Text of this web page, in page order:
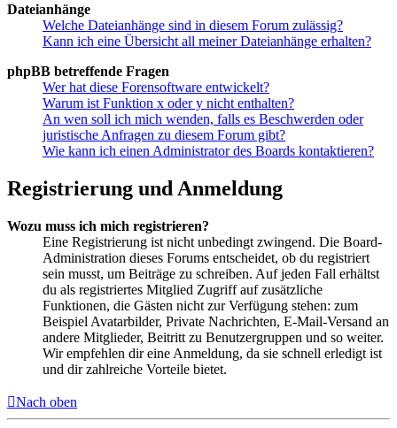
Dateianhänge
Welche Dateianhänge sind in diesem Forum zulässig?
Kann ich eine Übersicht all meiner Dateianhänge erhalten?
phpBB betreffende Fragen
Wer hat diese Forensoftware entwickelt?
Warum ist Funktion x oder y nicht enthalten?
An wen soll ich mich wenden, falls es Beschwerden oder
juristische Anfragen zu diesem Forum gibt?
Wie kann ich einen Administrator des Boards kontaktieren?
Registrierung und Anmeldung
Wozu muss ich mich registrieren?
Eine Registrierung ist nicht unbedingt zwingend. Die Board-
Administration dieses Forums entscheidet, ob du registriert
sein musst, um Beiträge zu schreiben. Auf jeden Fall erhältst
du als registriertes Mitglied Zugriff auf zusätzliche
Funktionen, die Gästen nicht zur Verfügung stehen: zum
Beispiel Avatarbilder, Private Nachrichten, E-Mail-Versand an
andere Mitglieder, Beitritt zu Benutzergruppen und so weiter.
Wir empfehlen dir eine Anmeldung, da sie schnell erledigt ist
und dir zahlreiche Vorteile bietet.
Nach oben